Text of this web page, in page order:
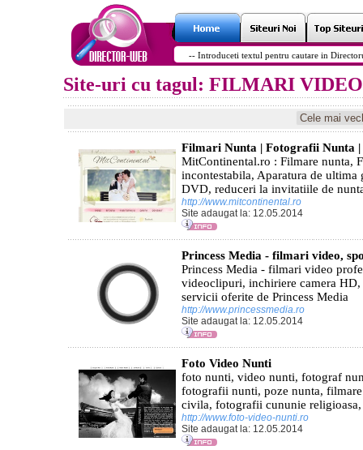
Site-uri cu tagul: FILMARI VIDEO
Filmari Nunta | Fotografii Nunta
MitContinental.ro : Filmare nunta,
incontestabila, Aparatura de ultima
DVD, reduceri la invitatiile de
http://www.mitcontinental.ro
Site adaugat la: 12.05.2014
Princess Media - filmari video,
Princess Media - filmari video
videoclipuri, inchiriere camera
servicii oferite de Princess Media
http://www.princessmedia.ro
Site adaugat la: 12.05.2014
Foto Video Nunti
foto nunti, video nunti, fotograf
fotografii nunti, poze nunta,
civila, fotografii cununie
http://www.foto-video-nunti.ro
Site adaugat la: 12.05.2014